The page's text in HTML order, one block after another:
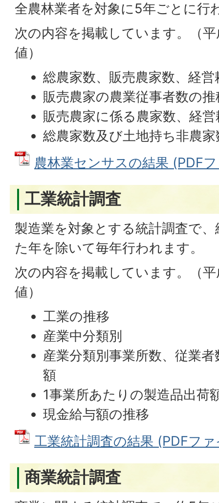
全農林業者を対象に5年ごとに行
次の内容を掲載しています。（
値）
総農家数、販売農家数、経
販売農家の農業従事者数の推
販売農家に係る農家数、経
総農家数及び土地持ち非農家
農林業センサスの結果 (PDF
工業統計調査
製造業を対象とする統計調査で
た年を除いて毎年行われます。
次の内容を掲載しています。（
値）
工業の推移
産業中分類別
産業分類別事業所数、従業
額
1事業所あたりの製造品出荷
現金給与額の推移
工業統計調査の結果 (PDFフ
商業統計調査